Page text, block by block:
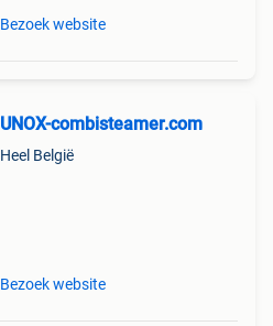
Bezoek website
UNOX-combisteamer.com
Heel België
Bezoek website